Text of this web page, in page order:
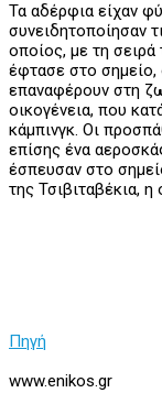
Τα αδέρφια είχαν
συνειδητοποίησαν
οποίος, με τη
έφτασε στο
επαναφέρουν στη
οικογένεια, που
κάμπινγκ. Οι
επίσης ένα
έσπευσαν στο
της Τσιβιταβέκια, η
Πηγή
www.enikos.gr